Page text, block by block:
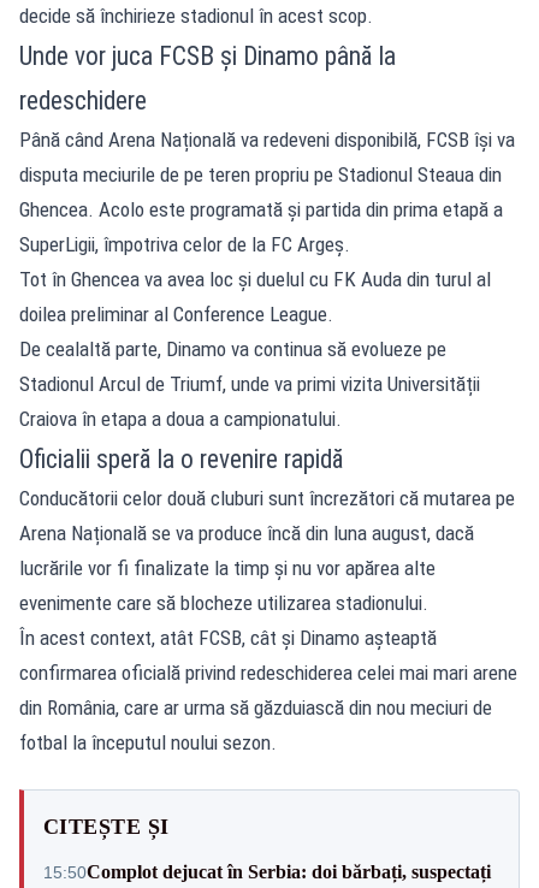
decide să închirieze stadionul în acest scop.
Unde vor juca FCSB și Dinamo până la
redeschidere
Până când Arena Națională va redeveni disponibilă, FCSB își va
disputa meciurile de pe teren propriu pe Stadionul Steaua din
Ghencea. Acolo este programată și partida din prima etapă a
SuperLigii, împotriva celor de la FC Argeș.
Tot în Ghencea va avea loc și duelul cu FK Auda din turul al
doilea preliminar al Conference League.
De cealaltă parte, Dinamo va continua să evolueze pe
Stadionul Arcul de Triumf, unde va primi vizita Universității
Craiova în etapa a doua a campionatului.
Oficialii speră la o revenire rapidă
Conducătorii celor două cluburi sunt încrezători că mutarea pe
Arena Națională se va produce încă din luna august, dacă
lucrările vor fi finalizate la timp și nu vor apărea alte
evenimente care să blocheze utilizarea stadionului.
În acest context, atât FCSB, cât și Dinamo așteaptă
confirmarea oficială privind redeschiderea celei mai mari arene
din România, care ar urma să găzduiască din nou meciuri de
fotbal la începutul noului sezon.
CITEȘTE ȘI
15:50Complot dejucat în Serbia: doi bărbați, suspectați